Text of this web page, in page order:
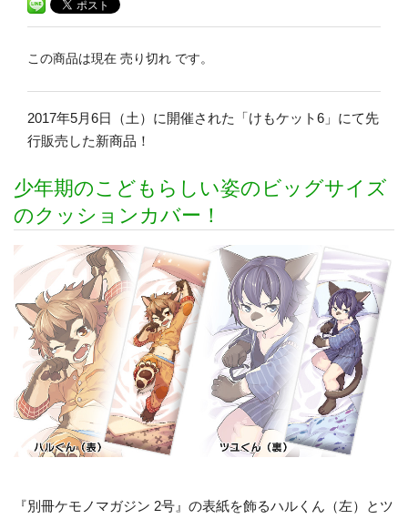
この商品は現在 売り切れ です。
2017年5月6日（土）に開催された「けもケット6」にて先
行販売した新商品！
少年期のこどもらしい姿のビッグサイズ
のクッションカバー！
『別冊ケモノマガジン 2号』の表紙を飾るハルくん（左）とツ